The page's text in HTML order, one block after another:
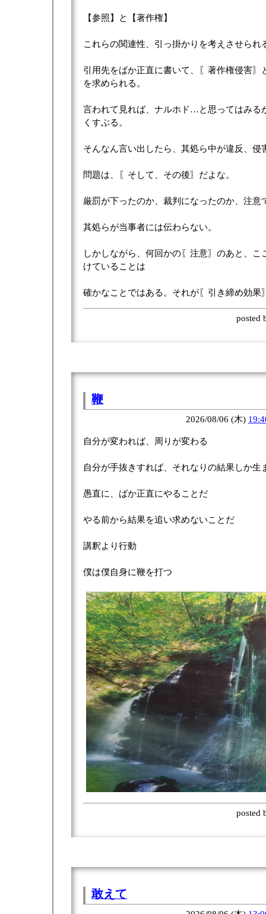
【参照】と【著作権】
これらの関連性、引っ掛かりを考えさせられ
引用先をばか正直に書いて、〖著作権侵害〗
を求められる。
言われて見れば、ナルホド…と思ってはみる
くすぶる。
そんなん言い出したら、其処ら中が違反、侵
問題は、〖そして、その後〗だよな。
厳罰が下ったのか、裁判になったのか、注意
其処らが当事者には伝わらない。
しかしながら、何回かの〖注意〗のあと、こ
けていることは
確かなことではある。それが〖引き締め効果
posted
鞭
2026/08/06 (木)
自分が変われば、周りが変わる
自分が手抜きすれば、それなりの結果しか生
愚直に、ばか正直にやることだ
やる前から結果を追い求めないことだ
講釈より行動
僕は僕自身に鞭を打つ
posted
敢えて